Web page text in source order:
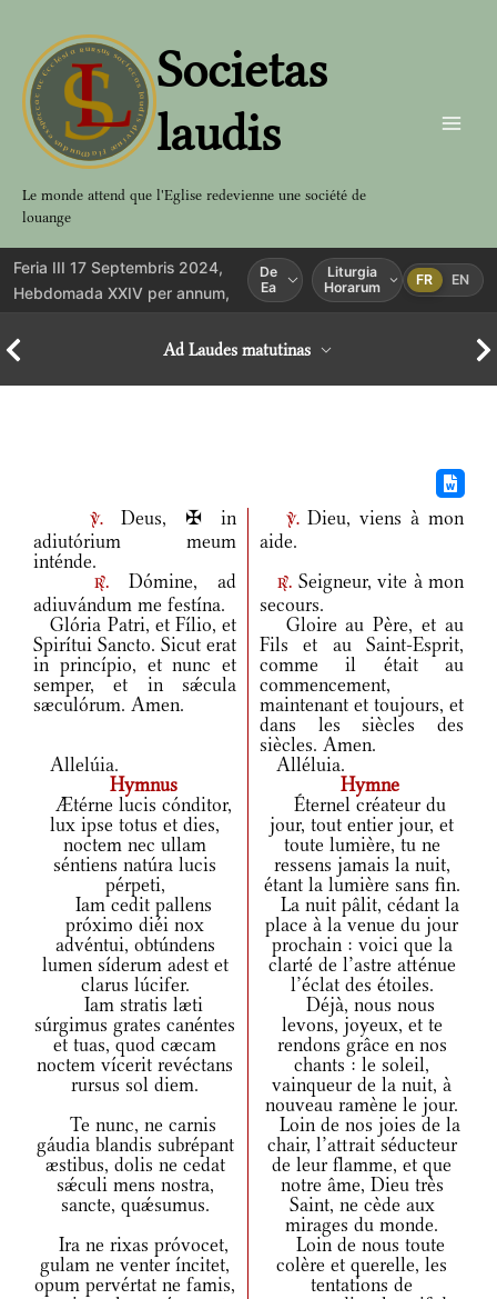
contenu
Societas
laudis
Le monde attend que l'Eglise redevienne une société de
louange
Feria III 17 Septembris 2024,
Hebdomada XXIV per annum,
De
Ea
Liturgia
Horarum
FR EN
Ad Laudes matutinas
v.Deus, ✠ in
adiutórium meum
inténde.
v.Dieu, viens à mon
aide.
r.Dómine, ad
adiuvándum me festína.
r. Seigneur, vite à mon
secours.
Glória Patri, et Fílio, et
Spirítui Sancto. Sicut erat
in princípio, et nunc et
semper, et in sǽcula
sæculórum. Amen.
Gloire au Père, et au
Fils et au Saint-Esprit,
comme il était au
commencement,
maintenant et toujours, et
dans les siècles des
siècles. Amen.
Allelúia.
Alléluia.
Hymnus
Hymne
Ætérne lucis cónditor,
lux ipse totus et dies,
noctem nec ullam
séntiens natúra lucis
pérpeti,
Éternel créateur du
jour, tout entier jour, et
toute lumière, tu ne
ressens jamais la nuit,
étant la lumière sans fin.
Iam cedit pallens
próximo diéi nox
advéntui, obtúndens
lumen síderum adest et
clarus lúcifer.
La nuit pâlit, cédant la
place à la venue du jour
prochain : voici que la
clarté de l’astre atténue
l’éclat des étoiles.
Iam stratis læti
súrgimus grates canéntes
et tuas, quod cæcam
noctem vícerit revéctans
rursus sol diem.
Déjà, nous nous
levons, joyeux, et te
rendons grâce en nos
chants : le soleil,
vainqueur de la nuit, à
nouveau ramène le jour.
Te nunc, ne carnis
gáudia blandis subrépant
æstibus, dolis ne cedat
sǽculi mens nostra,
sancte, quǽsumus.
Loin de nos joies de la
chair, l’attrait séducteur
de leur flamme, et que
notre âme, Dieu très
Saint, ne cède aux
mirages du monde.
Ira ne rixas próvocet,
gulam ne venter íncitet,
opum pervértat ne famis,
Loin de nous toute
colère et querelle, les
tentations de